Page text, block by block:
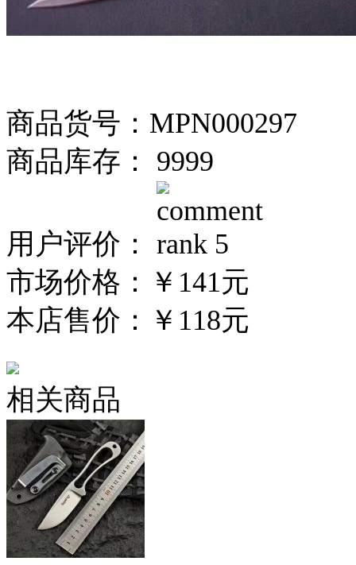
商品货号：MPN000297
商品库存： 9999
用户评价：
市场价格： ￥141元
本店售价： ￥118元
相关商品